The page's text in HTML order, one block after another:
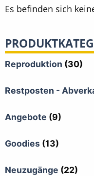
Es befinden sich
Reproduktion (30)
Restposten -
Angebote (9)
Goodies (13)
Neuzugänge (22)